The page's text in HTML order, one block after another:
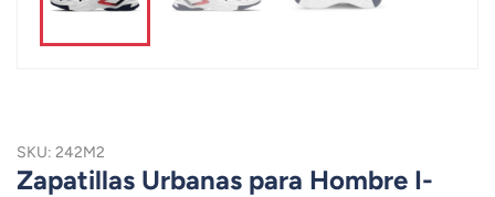
SKU: 242M2
Zapatillas Urbanas para Hombre I-